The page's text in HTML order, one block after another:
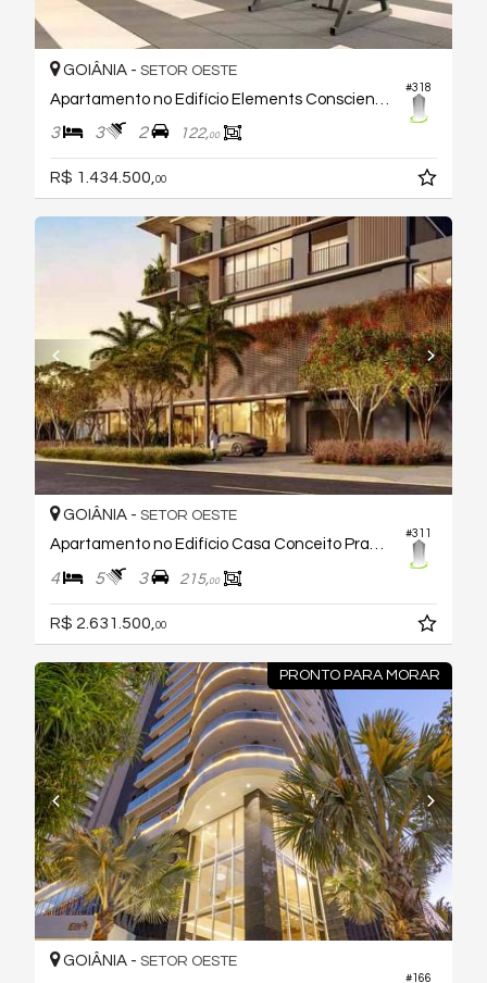
#318
GOIÂNIA - SETOR OESTE
3 3 2 122,00
R$ 1.434.500, 00
#311
GOIÂNIA - SETOR OESTE
Apartamento no Edifício Casa Conceito Praça do Sol
4 5 3 215,00
R$ 2.631.500, 00
PRONTO PARA MORAR
#166
GOIÂNIA - SETOR OESTE